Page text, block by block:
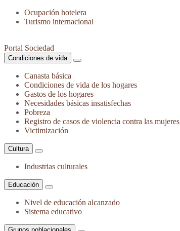
Ocupación hotelera
Turismo internacional
Portal Sociedad
Condiciones de vida
Canasta básica
Condiciones de vida de los hogares
Gastos de los hogares
Necesidades básicas insatisfechas
Pobreza
Registro de casos de violencia contra las mujeres
Victimización
Cultura
Industrias culturales
Educación
Nivel de educación alcanzado
Sistema educativo